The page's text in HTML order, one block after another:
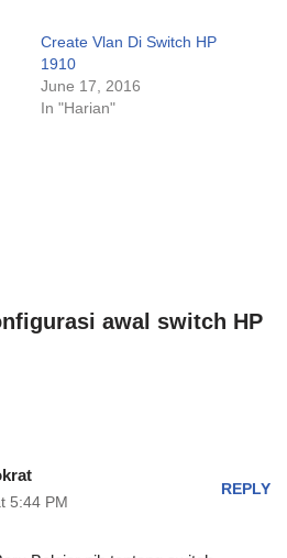
Create Vlan Di Switch HP
1910
June 17, 2016
In "Harian"
awal switch HP
5:44 PM
REPLY